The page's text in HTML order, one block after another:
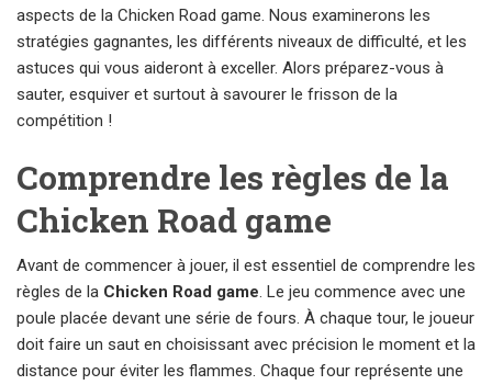
aspects de la Chicken Road game. Nous examinerons les
stratégies gagnantes, les différents niveaux de difficulté, et les
astuces qui vous aideront à exceller. Alors préparez-vous à
sauter, esquiver et surtout à savourer le frisson de la
compétition !
Comprendre les règles de la
Chicken Road game
Avant de commencer à jouer, il est essentiel de comprendre les
règles de la Chicken Road game. Le jeu commence avec une
poule placée devant une série de fours. À chaque tour, le joueur
doit faire un saut en choisissant avec précision le moment et la
distance pour éviter les flammes. Chaque four représente une